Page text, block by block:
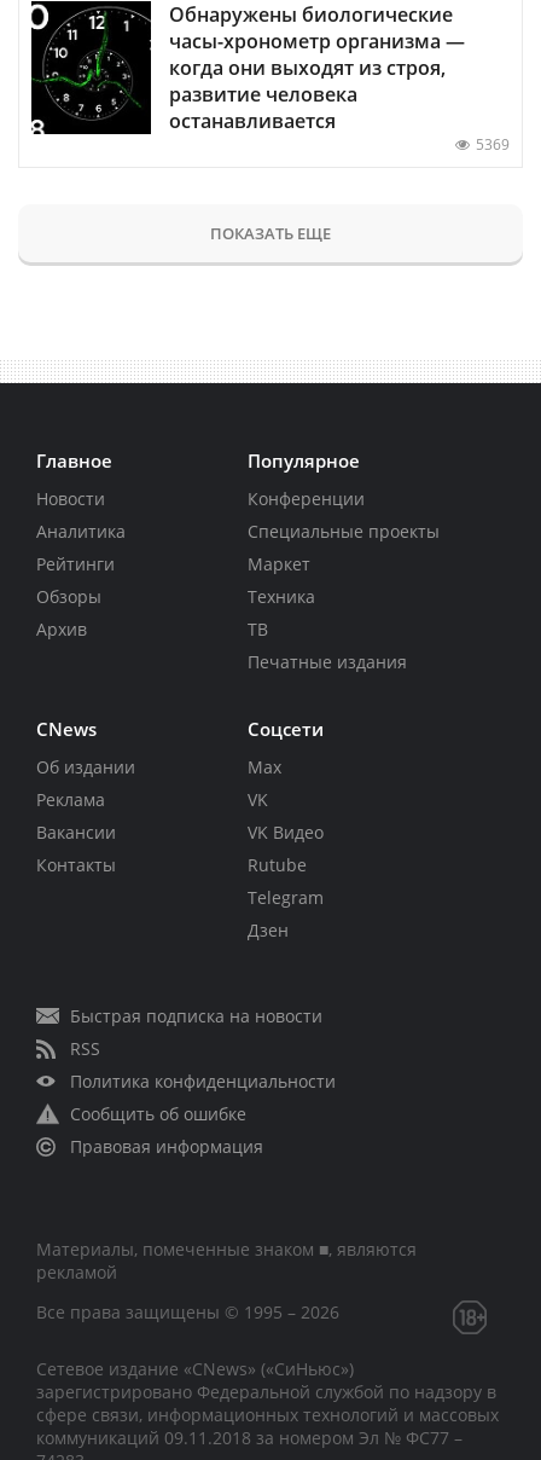
Обнаружены биологические
часы-хронометр организма —
когда они выходят из строя,
развитие человека
останавливается
5369
ПОКАЗАТЬ ЕЩЕ
Главное
Новости
Аналитика
Рейтинги
Обзоры
Архив
Популярное
Конференции
Специальные проекты
Маркет
Техника
ТВ
Печатные издания
CNews
Об издании
Реклама
Вакансии
Контакты
Соцсети
Max
VK
VK Видео
Rutube
Telegram
Дзен
Быстрая подписка на новости
RSS
Политика конфиденциальности
Сообщить об ошибке
Правовая информация
Материалы, помеченные знаком ■, являются
рекламой
Все права защищены © 1995 – 2026
Сетевое издание «CNews» («СиНьюс»)
зарегистрировано Федеральной службой по надзору в
сфере связи, информационных технологий и массовых
коммуникаций 09.11.2018 за номером Эл № ФС77 –